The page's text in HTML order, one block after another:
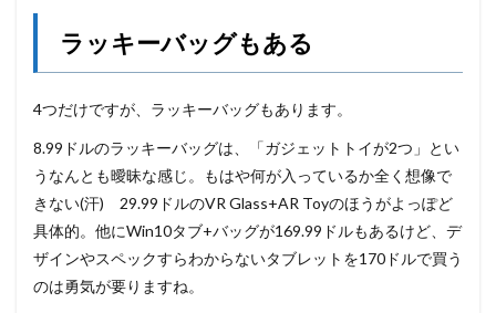
ラッキーバッグもある
4つだけですが、ラッキーバッグもあります。
8.99ドルのラッキーバッグは、「ガジェットトイが2つ」とい
うなんとも曖昧な感じ。もはや何が入っているか全く想像で
きない(汗) 29.99ドルのVR Glass+AR Toyのほうがよっぽど
具体的。他にWin10タブ+バッグが169.99ドルもあるけど、デ
ザインやスペックすらわからないタブレットを170ドルで買う
のは勇気が要りますね。